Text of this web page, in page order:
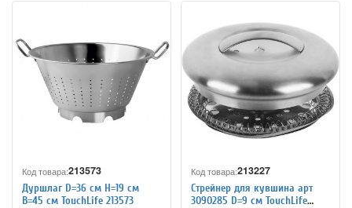
Код товара:213573
Дуршлаг D=36 см H=19 см
B=45 см TouchLife 213573
Код товара:213227
Стрейнер для кувшина арт
3090285 D=9 см TouchLife